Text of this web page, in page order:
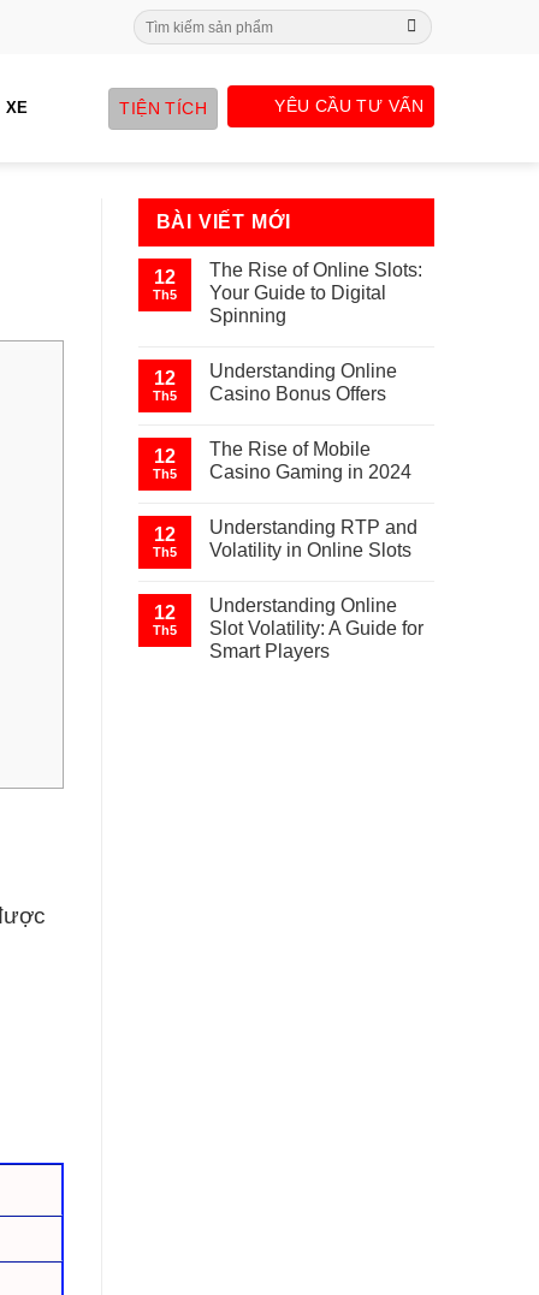
Search
for:
XE TIỆN TÍCH YÊU CẦU TƯ VẤN
BÀI VIẾT MỚI
12
Th5
The Rise of Online Slots:
Your Guide to Digital
Spinning
12
Th5
Understanding Online
Casino Bonus Offers
12
Th5
The Rise of Mobile
Casino Gaming in 2024
12
Th5
Understanding RTP and
Volatility in Online Slots
12
Th5
Understanding Online
Slot Volatility: A Guide for
Smart Players